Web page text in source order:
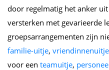
door regelmatig het anker
versterken met gevarieerde
groepsarrangementen zijn
familie-uitje, vriendinnenuitje
voor een teamuitje,